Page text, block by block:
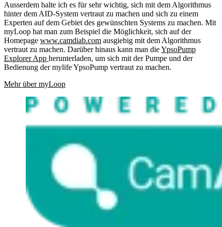
Ausserdem halte ich es für sehr wichtig, sich mit dem Algorithmus
hinter dem AID-System vertraut zu machen und sich zu einem
Experten auf dem Gebiet des gewünschten Systems zu machen. Mit
myLoop hat man zum Beispiel die Möglichkeit, sich auf der
Homepage www.camdiab.com ausgiebig mit dem Algorithmus
vertraut zu machen. Darüber hinaus kann man dieYpsoPump
Explorer App herunterladen, um sich mit der Pumpe und der
Bedienung der mylife YpsoPump vertraut zu machen.
Mehr über myLoop